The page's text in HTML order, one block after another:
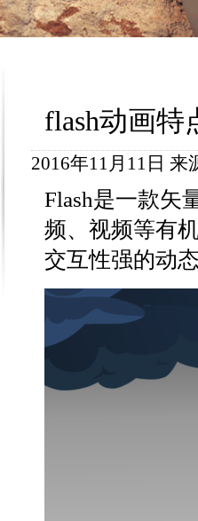
flash动画特
2016年11月11日 来
Flash是一款矢
频、视频等有
交互性强的动